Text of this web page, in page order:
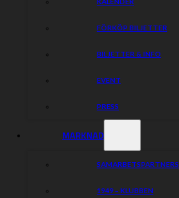
FÖRKÖP BILJETTER
BILJETTER & INFO
EVENT
PRESS
MARKNAD
SAMARBETSPARTNERS
1949 – KLUBBEN